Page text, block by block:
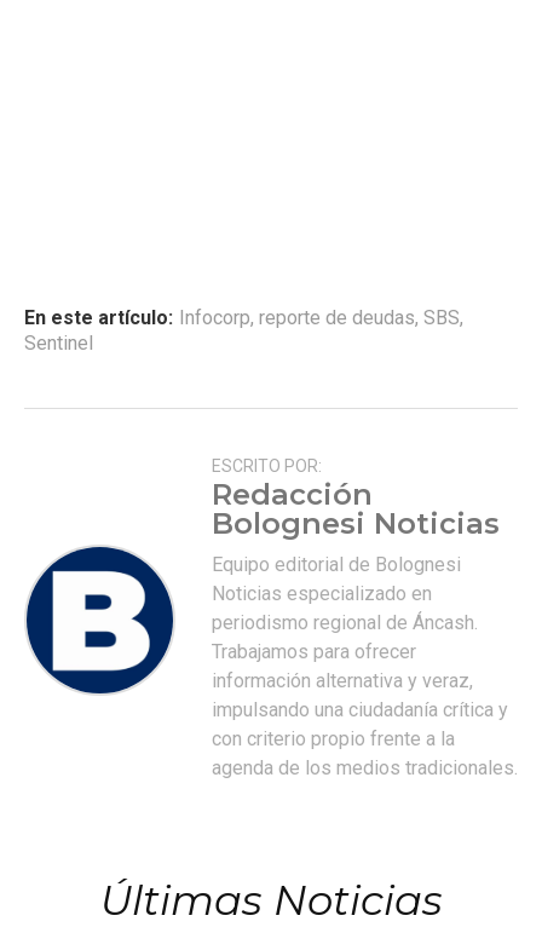
En este artículo: Infocorp, reporte de deudas, SBS,
Sentinel
ESCRITO POR:
Redacción
Bolognesi Noticias
Equipo editorial de Bolognesi
Noticias especializado en
periodismo regional de Áncash.
Trabajamos para ofrecer
información alternativa y veraz,
impulsando una ciudadanía crítica y
con criterio propio frente a la
agenda de los medios tradicionales.
Últimas Noticias